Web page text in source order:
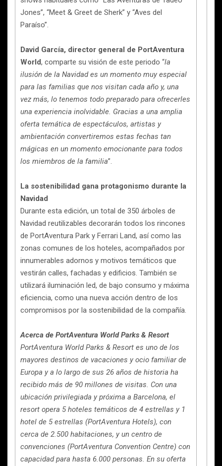
Jones”, “Meet & Greet de Sherk” y “Aves del
Paraíso”.
David García, director general de PortAventura
World, comparte su visión de este periodo “la
ilusión de la Navidad es un momento muy especial
para las familias que nos visitan cada año y, una
vez más, lo tenemos todo preparado para ofrecerles
una experiencia inolvidable. Gracias a una amplia
oferta temática de espectáculos, artistas y
ambientación convertiremos estas fechas tan
mágicas en un momento emocionante para todos
los miembros de la familia”.
La sostenibilidad gana protagonismo durante la
Navidad
Durante esta edición, un total de 350 árboles de
Navidad reutilizables decorarán todos los rincones
de PortAventura Park y Ferrari Land, así como las
zonas comunes de los hoteles, acompañados por
innumerables adornos y motivos temáticos que
vestirán calles, fachadas y edificios. También se
utilizará iluminación led, de bajo consumo y máxima
eficiencia, como una nueva acción dentro de los
compromisos por la sostenibilidad de la compañía.
Acerca de PortAventura World Parks & Resort
PortAventura World Parks & Resort es uno de los
mayores destinos de vacaciones y ocio familiar de
Europa y a lo largo de sus 26 años de historia ha
recibido más de 90 millones de visitas. Con una
ubicación privilegiada y próxima a Barcelona, el
resort opera 5 hoteles temáticos de 4 estrellas y 1
hotel de 5 estrellas (PortAventura Hotels), con
cerca de 2.500 habitaciones, y un centro de
convenciones (PortAventura Convention Centre) con
capacidad para hasta 6.000 personas. En su oferta